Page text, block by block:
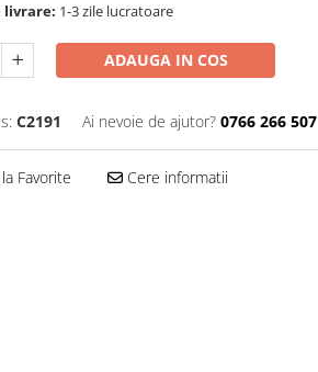
livrare: 1-3 zile lucratoare
ADAUGA IN COS
C2191 Ai nevoie de ajutor? 0766 266 507
Favorite Cere informatii